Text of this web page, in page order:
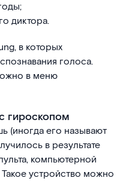
диктора.
в которых
голоса.
в меню
гироскопом
(иногда его называют
в результате
компьютерной
устройство можно